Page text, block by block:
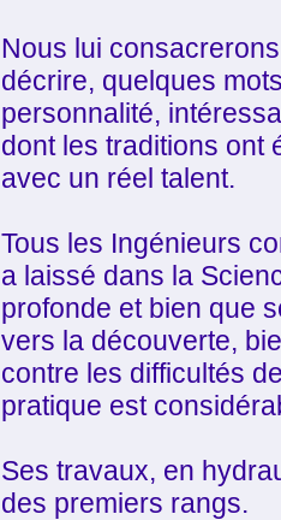
Nous lui
décrire, quelques
personnalité,
dont les traditions ont
avec un réel talent.
Tous les Ingénieurs
a laissé dans la
profonde et bien que
vers la découverte,
contre les difficultés
pratique est
Ses travaux, en
des premiers rangs.